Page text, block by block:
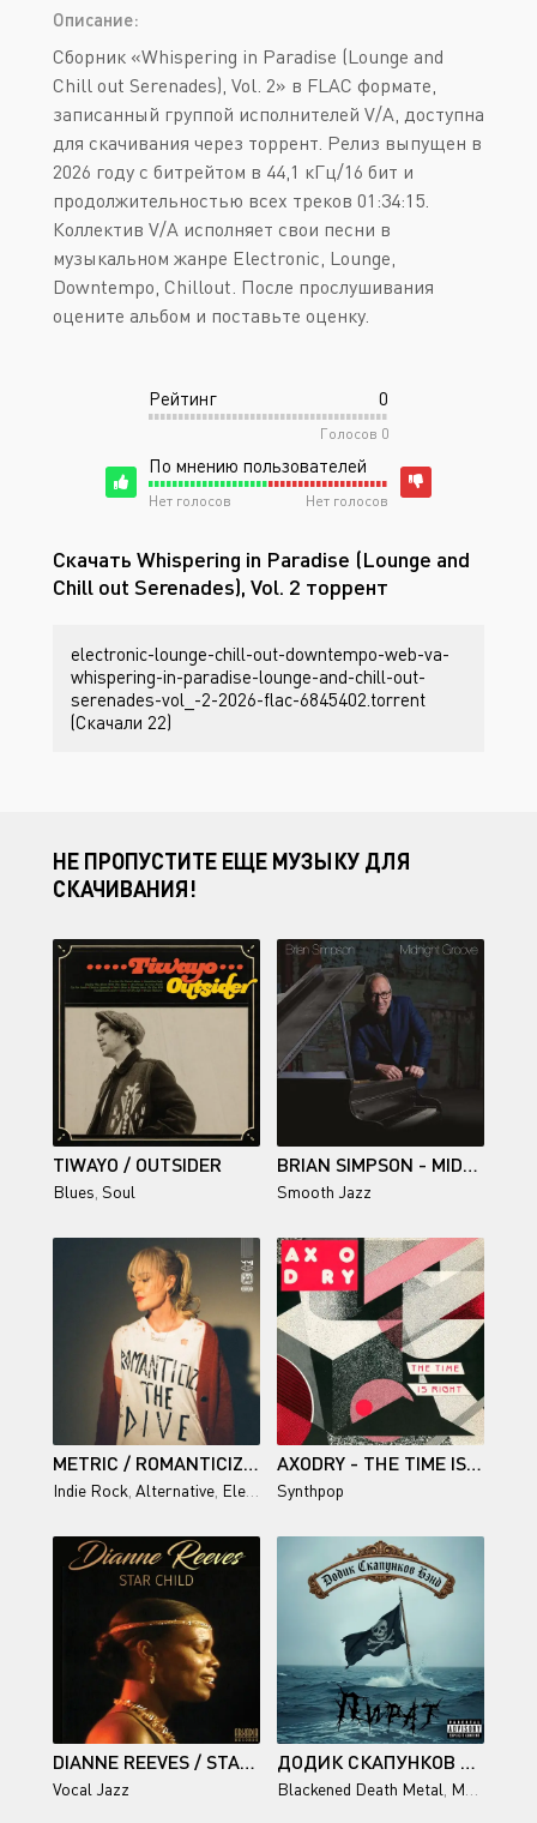
Описание:
Сборник «Whispering in Paradise (Lounge and
Chill out Serenades), Vol. 2» в FLAC формате,
записанный группой исполнителей V/A, доступна
для скачивания через торрент. Релиз выпущен в
2026 году с битрейтом в 44,1 кГц/16 бит и
продолжительностью всех треков 01:34:15.
Коллектив V/A исполняет свои песни в
музыкальном жанре Electronic, Lounge,
Downtempo, Chillout. После прослушивания
оцените альбом и поставьте оценку.
Рейтинг 0
Голосов 0
По мнению пользователей
Нет голосов Нет голосов
Скачать Whispering in Paradise (Lounge and
Chill out Serenades), Vol. 2 торрент
electronic-lounge-chill-out-downtempo-web-va-
whispering-in-paradise-lounge-and-chill-out-
serenades-vol_-2-2026-flac-6845402.torrent
(Скачали 22)
НЕ ПРОПУСТИТЕ ЕЩЕ МУЗЫКУ ДЛЯ
СКАЧИВАНИЯ!
TIWAYO / OUTSIDER
Blues Soul
BRIAN SIMPSON - MIDNIGHT GROOVE
Smooth Jazz
METRIC / ROMANTICIZE THE DIVE
Indie Rock Alternative Electronic
AXODRY - THE TIME IS RIGHT (12'' MAXI-SINGLE)
Synthpop
DIANNE REEVES / STAR CHILD
Vocal Jazz
ДОДИК СКАПУНКОВ БЭНД - ПИРАТ (DELUXE EDITION) - 2026
Blackened Death Metal Melodic Death Metal